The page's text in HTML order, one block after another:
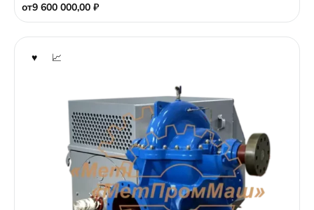
от9 600 000,00 ₽
f
5